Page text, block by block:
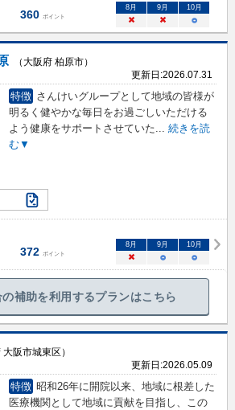
360 ポイント
8月 9月 10月
× × ○
（大阪府 柏原市）
更新日:2026.07.31
特徴 さんけいグループとして地域の皆様が
明るく健やかな毎日をお過ごしいただける
よう健康をサポートさせていた
続きを読
む▼
372 ポイント
8 月 9 月 10月
× ○ ○
補助を利用するプランはこちら
大阪市城東区）
更新日:2026.05.09
特徴 昭和26年に開院以来、地域に根差した
医療機関として地域に貢献を目指し、この